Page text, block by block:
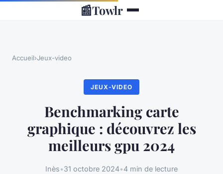
📰Towlr
Accueil›Jeux-video
JEUX-VIDEO
Benchmarking carte
graphique : découvrez les
meilleurs gpu 2024
Inès•31 octobre 2024•4 min de lecture